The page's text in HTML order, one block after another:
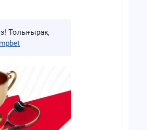
Толығырақ